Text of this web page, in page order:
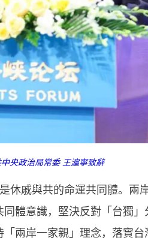
央政治局常委 王滬寧致辭
戚與共的命運共同體。兩
體意識，堅決反對「台獨
兩岸一家親」理念，落實